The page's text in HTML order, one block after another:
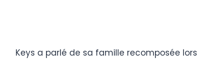
Keys a parlé de sa famille recomposée lors